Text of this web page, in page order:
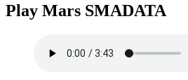
Play Mars SMADATA